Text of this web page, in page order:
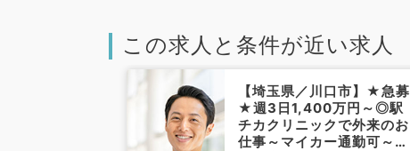
この求人と条件が近い求人
【埼玉県／川口市】★急募
★週3日1,400万円～◎駅
チカクリニックで外来のお
仕事～マイカー通勤可～